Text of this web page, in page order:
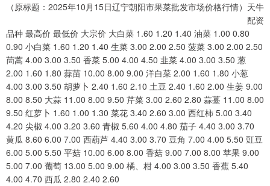
（原标题：2025年10月15日辽宁朝阳市果菜批发市场价格行情）天牛
配资
品种 最高价 最低价 大宗价 大白菜 1.60 1.20 1.40 油菜 1.00 0.80
0.90 小白菜 1.60 1.20 1.40 生菜 3.00 2.00 2.50 菠菜 3.00 2.00 2.50
茼蒿 4.00 3.00 3.50 香菜 5.00 4.00 4.50 韭菜 4.00 3.00 3.50 葱
2.00 1.60 1.80 蒜苗 10.00 8.00 9.00 洋白菜 2.00 1.60 1.80 小葱
4.00 3.00 3.50 胡萝卜 2.40 1.60 2.10 土豆 2.40 1.60 2.00 生姜 9.00
8.00 8.50 大蒜 11.00 8.00 9.50 芹菜 3.00 2.60 2.80 蒜薹 11.00 8.00
9.50 红萝卜 1.60 1.00 1.30 菜花 3.40 2.60 3.00 西红柿 5.00 3.40
4.20 尖椒 4.00 3.20 3.60 青椒 5.60 4.00 4.80 茄子 4.40 3.00 3.70
黄瓜 8.60 6.00 7.00 西葫芦 4.40 3.00 3.70 豆角 7.00 4.00 5.50 豇豆
6.00 5.00 5.50 平菇 10.00 6.00 8.00 香菇 9.00 7.00 8.00 苹果 9.00
5.00 7.00 葡萄 13.00 5.00 9.00 橘、柑 4.00 3.00 3.50 香蕉 5.40
4.00 4.70 西瓜 2.80 2.40 2.60